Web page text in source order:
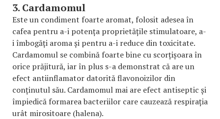
3. Cardamomul
Este un condiment foarte aromat, folosit adesea în
cafea pentru a-i potența proprietățile stimulatoare, a-
i îmbogăți aroma și pentru a-i reduce din toxicitate.
Cardamomul se combină foarte bine cu scorțișoara în
orice prăjitură, iar în plus s-a demonstrat că are un
efect antiinflamator datorită flavonoizilor din
conținutul său. Cardamomul mai are efect antiseptic și
împiedică formarea bacteriilor care cauzează respirația
urât mirositoare (halena).